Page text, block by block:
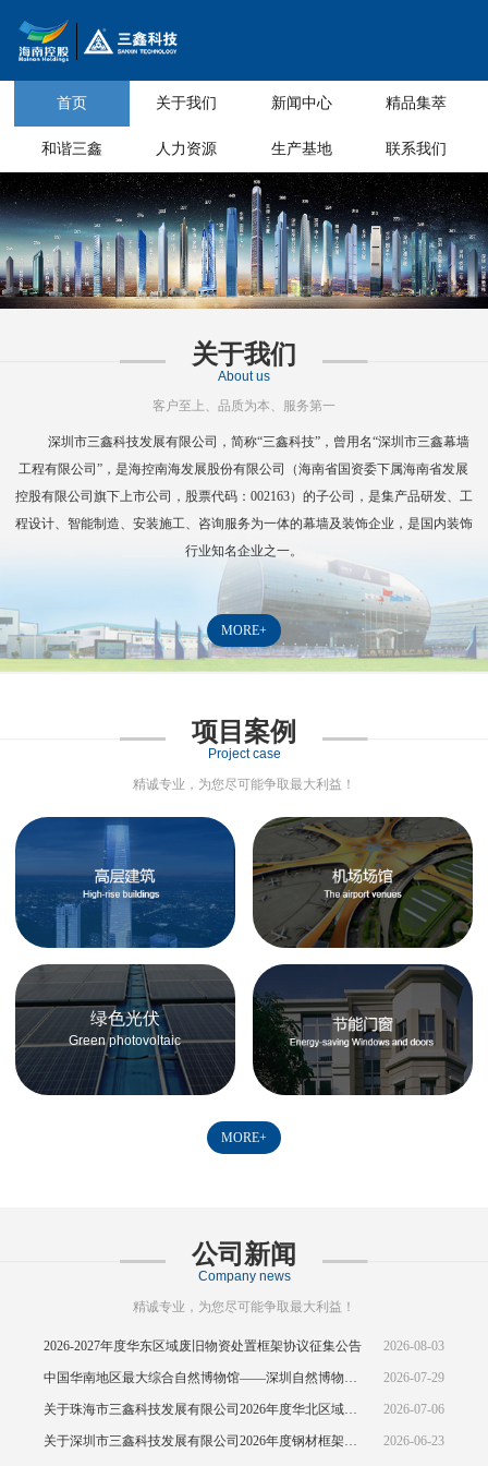
首页 关于我们 新闻中心 精品集萃
和谐三鑫 人力资源 生产基地 联系我们
关于我们
About us
客户至上、品质为本、服务第一
深圳市三鑫科技发展有限公司，简称“三鑫科技”，曾用名“深圳市三鑫幕墙
工程有限公司”，是海控南海发展股份有限公司（海南省国资委下属海南省发展
控股有限公司旗下上市公司，股票代码： 002163）的子公司，是集产品研发、工
程设计、智能制造、安装施工、咨询服务为一体的幕墙及装饰企业，是国内装饰
行业知名企业之一。
MORE+
项目案例
Project case
精诚专业，为您尽可能争取最大利益！
绿色光伏
Green photovoltaic
MORE+
公司新闻
Company news
精诚专业，为您尽可能争取最大利益！
2026-2027年度华东区域废旧物资处置框架协议征集公告 2026-08-03
2026-07-29
2026-07-06
2026-06-23